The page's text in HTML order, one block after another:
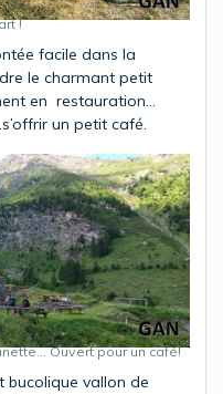
!
facile dans la
le charmant petit
en restauration…
un petit café.
Ouvert pour un café!
bucolique vallon de